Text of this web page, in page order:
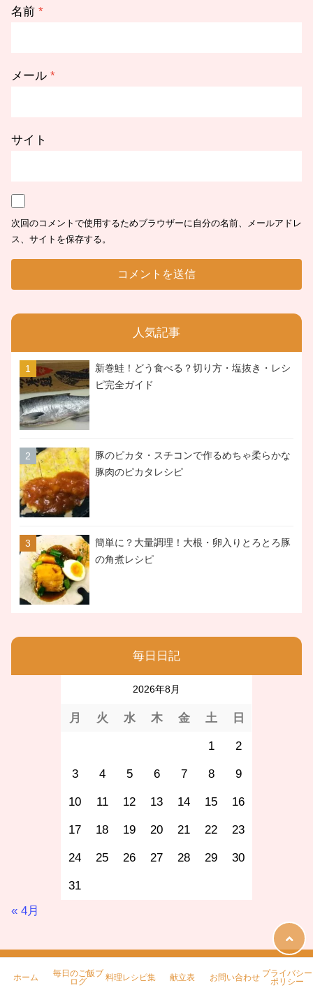
名前 *
メール *
サイト
次回のコメントで使用するためブラウザーに自分の名前、メールアドレ
ス、サイトを保存する。
人気記事
新巻鮭！どう食べる？切り方・塩抜き・レシ
ピ完全ガイド
豚のピカタ・スチコンで作るめちゃ柔らかな
豚肉のピカタレシピ
簡単に？大量調理！大根・卵入りとろとろ豚
の角煮レシピ
毎日日記
2026年8月
月 火 水 木 金 土 日
1 2
3 4 5 6 7 8 9
10 11 12 13 14 15 16
17 18 19 20 21 22 23
24 25 26 27 28 29 30
31
« 4月
ホーム
毎日のご飯ブ
ログ
料理レシピ集 献立表 お問い合わせ プライバシー
ポリシー